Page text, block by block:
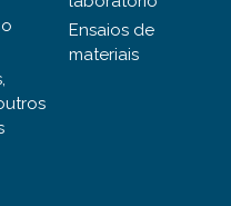
Ensaios de
materiais